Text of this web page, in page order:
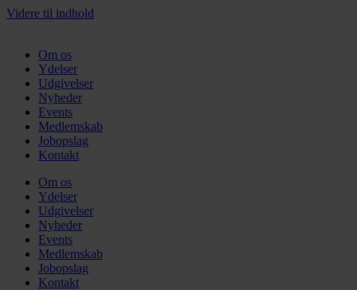
Videre til indhold
Om os
Ydelser
Udgivelser
Nyheder
Events
Medlemskab
Jobopslag
Kontakt
Om os
Ydelser
Udgivelser
Nyheder
Events
Medlemskab
Jobopslag
Kontakt